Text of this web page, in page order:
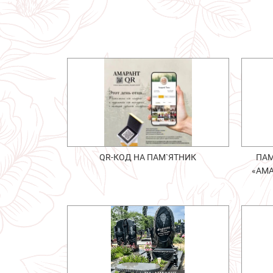
QR-КОД НА ПАМ`ЯТНИК